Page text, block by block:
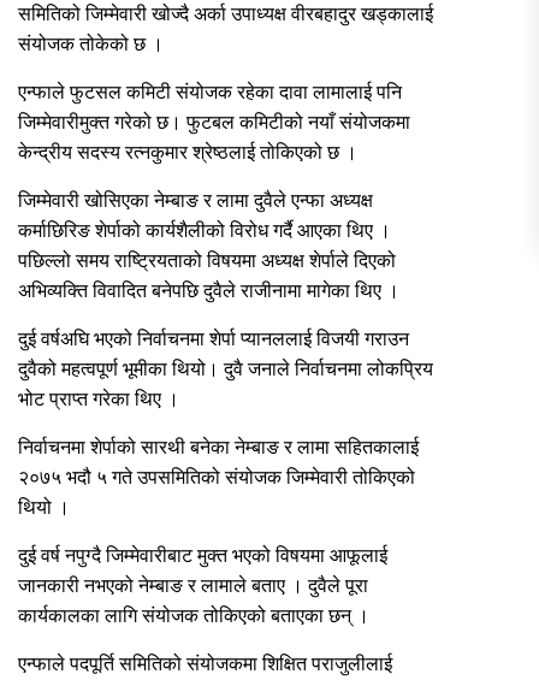
समितिको जिम्मेवारी खोज्दै अर्का उपाध्यक्ष वीरबहादुर खड्कालाई
संयोजक तोकेको छ ।
एन्फाले फुटसल कमिटी संयोजक रहेका दावा लामालाई पनि
जिम्मेवारीमुक्त गरेको छ। फुटबल कमिटीको नयाँ संयोजकमा
केन्द्रीय सदस्य रत्नकुमार श्रेष्ठलाई तोकिएको छ ।
जिम्मेवारी खोसिएका नेम्बाङ र लामा दुवैले एन्फा अध्यक्ष
कर्माछिरिङ शेर्पाको कार्यशैलीको विरोध गर्दै आएका थिए ।
पछिल्लो समय राष्ट्रियताको विषयमा अध्यक्ष शेर्पाले दिएको
अभिव्यक्ति विवादित बनेपछि दुवैले राजीनामा मागेका थिए ।
दुई वर्षअघि भएको निर्वाचनमा शेर्पा प्यानललाई विजयी गराउन
दुवैको महत्वपूर्ण भूमीका थियो। दुवै जनाले निर्वाचनमा लोकप्रिय
भोट प्राप्त गरेका थिए ।
निर्वाचनमा शेर्पाको सारथी बनेका नेम्बाङ र लामा सहितकालाई
२०७५ भदौ ५ गते उपसमितिको संयोजक जिम्मेवारी तोकिएको
थियो ।
दुई वर्ष नपुग्दै जिम्मेवारीबाट मुक्त भएको विषयमा आफूलाई
जानकारी नभएको नेम्बाङ र लामाले बताए । दुवैले पूरा
कार्यकालका लागि संयोजक तोकिएको बताएका छन् ।
एन्फाले पदपूर्ति समितिको संयोजकमा शिक्षित पराजुलीलाई